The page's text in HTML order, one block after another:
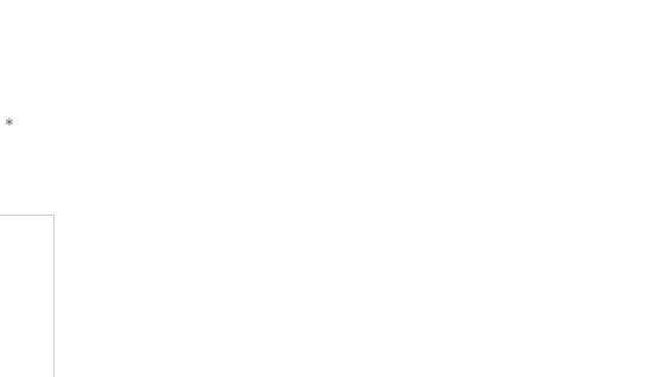
*